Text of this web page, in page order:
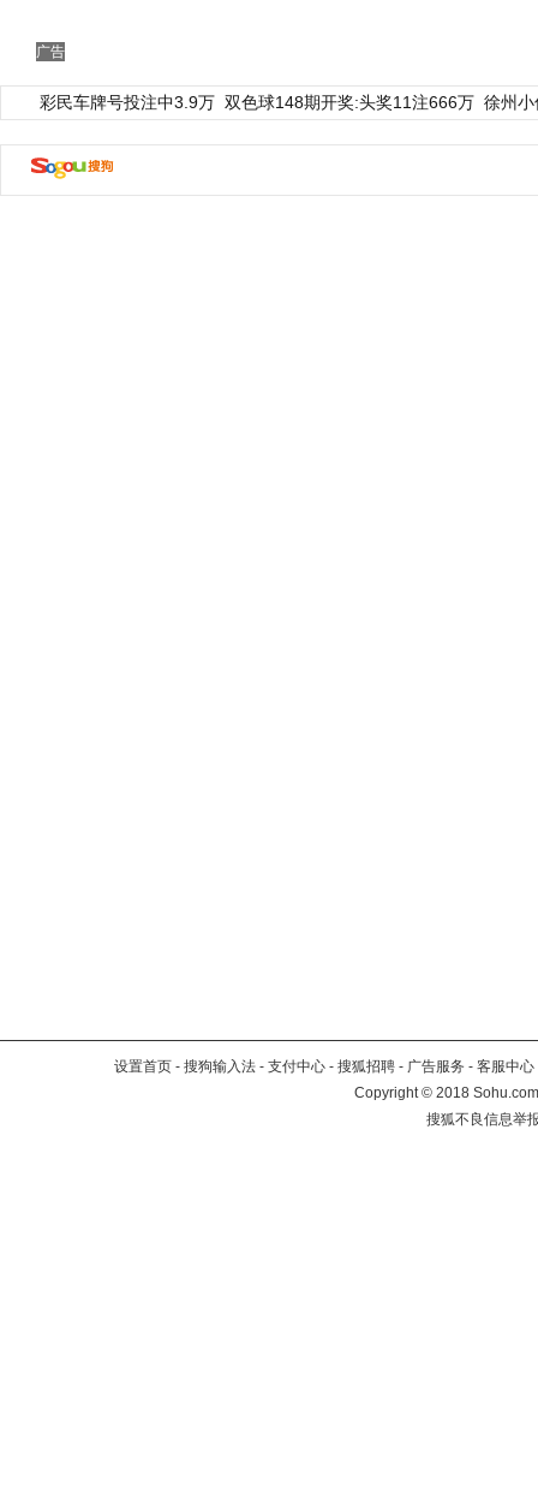
广告
彩民车牌号投注中3.9万 双色球148期开奖:头奖11注666万 徐州
设置首页 - 搜狗输入法 - 支付中心 - 搜狐招聘 - 广告服务 - 客服中心
Copyright©2018
搜狐不良信息举